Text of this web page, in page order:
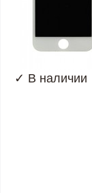
✓ В наличии